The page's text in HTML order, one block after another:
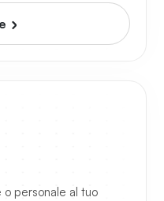
o personale al tuo